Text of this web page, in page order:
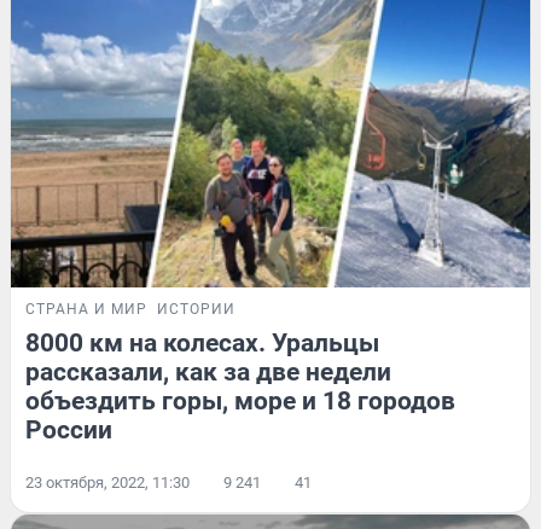
СТРАНА И МИР ИСТОРИИ
8000 км на колесах. Уральцы
рассказали, как за две недели
объездить горы, море и 18 городов
России
23 октября, 2022, 11:30 9 241 41